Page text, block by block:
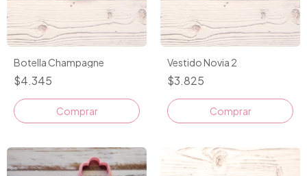
Botella Champagne
$4.345
Comprar
Vestido Novia 2
$3.825
Comprar